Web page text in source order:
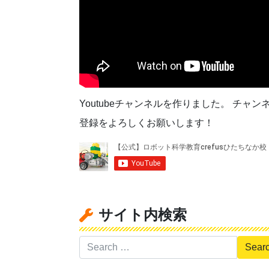
Youtubeチャンネルを作りました。 チャン
登録をよろしくお願いします！
サイト内検索